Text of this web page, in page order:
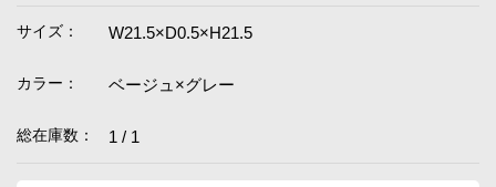
サイズ： W21.5×D0.5×H21.5
カラー： ベージュ×グレー
総在庫数： 1 / 1